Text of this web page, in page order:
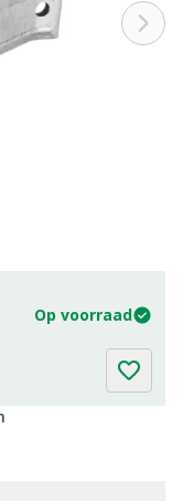
Op voorraad